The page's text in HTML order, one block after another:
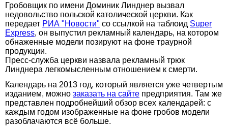
Гробовщик по имени Доминик Линднер вызвал
недовольство польской католической церкви. Как
передает РИА "Новости" со ссылкой на таблоид Super
Express, он выпустил рекламный календарь, на котором
обнаженные модели позируют на фоне траурной
продукции.
Пресс-служба церкви назвала рекламный трюк
Линднера легкомысленным отношением к смерти.
Календарь на 2013 год, который является уже четвертым
изданием, можно заказать на сайте предприятия. Там же
представлен подробнейший обзор всех календарей: с
каждым годом изображенные на фоне гробов модели
разоблачаются всё больше.